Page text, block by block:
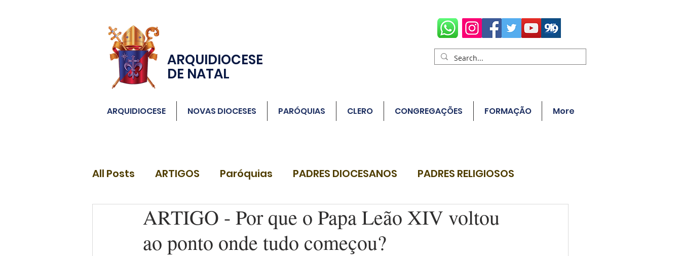
ARQUIDIOCESE
DE NATAL
ARQUIDIOCESE NOVAS DIOCESES PARÓQUIAS CLERO CONGREGAÇÕES FORMAÇÃO More
All Posts ARTIGOS Paróquias PADRES DIOCESANOS PADRES RELIGIOSOS
DIÁCONOSARTIGO - Por que o Papa Leão XIV voltou
ao ponto onde tudo começou?